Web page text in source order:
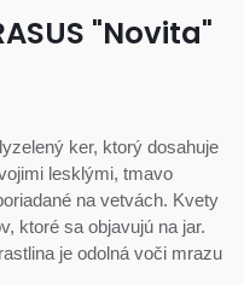
"Novita"
ker, ktorý dosahuje
lesklými, tmavo
na vetvách. Kvety
ktoré sa objavujú na jar.
je odolná voči mrazu